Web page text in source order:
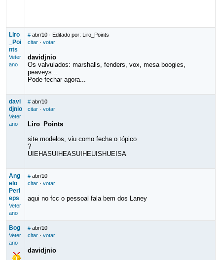
Liro
_Poi
nts
Veter
ano
# abr/10· Editado por: Liro_Points
citar· votar
davidjnio
Os valvulados: marshalls, fenders, vox, mesa boogies,
peaveys...
Pode fechar agora...
davi
djnio
Veter
ano
# abr/10
citar· votar
Liro_Points
site modelos, viu como fecha o tópico
?
UIEHASUIHEASUIHEUISHUEISA
Ang
elo
Perl
eps
Veter
ano
# abr/10
citar· votar
aqui no fcc o pessoal fala bem dos Laney
Bog
Veter
ano
# abr/10
citar· votar
davidjnio